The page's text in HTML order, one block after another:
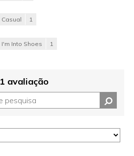
Casual 1
I'm Into Shoes 1
1 avaliação